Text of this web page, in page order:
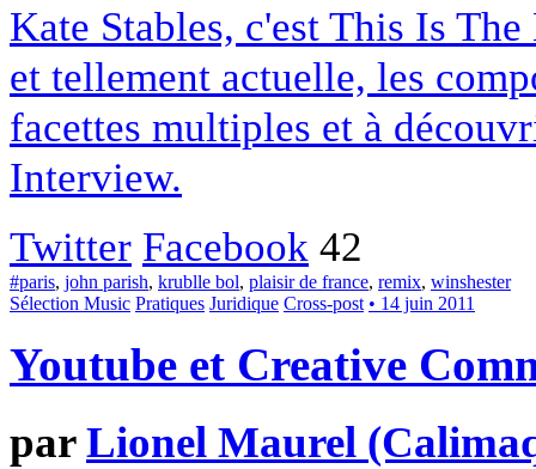
Kate Stables, c'est This Is
et tellement actuelle, les
facettes multiples et à
Interview.
Twitter Facebook 42
#paris, john parish, krublle bol, plaisir de france, remix, winshester
Sélection Music Pratiques Juridique Cross-post • 14 juin 2011
Youtube et Creative
parLionel Maurel